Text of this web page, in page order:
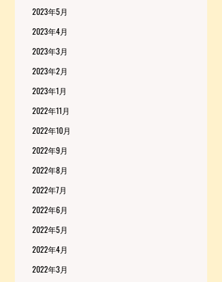
2023年5月
2023年4月
2023年3月
2023年2月
2023年1月
2022年11月
2022年10月
2022年9月
2022年8月
2022年7月
2022年6月
2022年5月
2022年4月
2022年3月